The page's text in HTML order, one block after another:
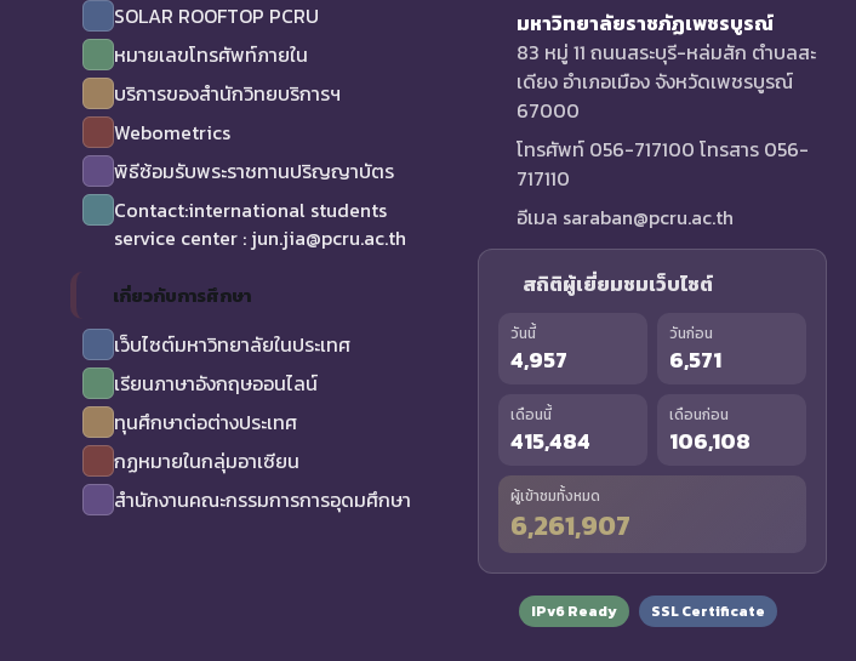
SOLAR ROOFTOP PCRU
หมายเลขโทรศัพท์ภายใน
บริการของสำนักวิทยบริการฯ
Webometrics
พิธีซ้อมรับพระราชทานปริญญาบัตร
Contact:international students
service center : jun.jia@pcru.ac.th
เกี่ยวกับการศึกษา
เว็บไซต์มหาวิทยาลัยในประเทศ
เรียนภาษาอังกฤษออนไลน์
ทุนศึกษาต่อต่างประเทศ
กฏหมายในกลุ่มอาเซียน
สำนักงานคณะกรรมการการอุดมศึกษา
มหาวิทยาลัยราชภัฏเพชรบูรณ์
83 หมู่ 11 ถนนสระบุรี-หล่มสัก ตำบลสะ
เดียง อำเภอเมือง จังหวัดเพชรบูรณ์
67000
โทรศัพท์ 056-717100 โทรสาร 056-
717110
อีเมล saraban@pcru.ac.th
สถิติผู้เยี่ยมชมเว็บไซต์
วันนี้
4,957
วันก่อน
6,571
เดือนนี้
415,484
เดือนก่อน
106,108
ผู้เข้าชมทั้งหมด
6,261,907
IPv6 Ready SSL Certificate